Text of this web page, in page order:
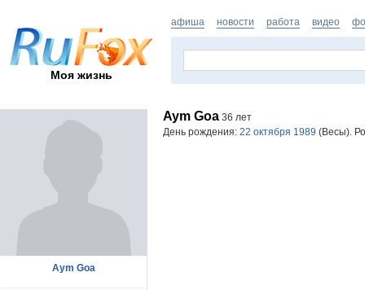
Моя жизнь
афиша новости работа видео
Aym Goa 36 лет
День рождения: 22 октября 1989 (Весы).
Aym Goa